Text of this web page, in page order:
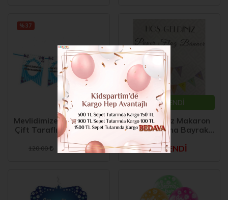
Mevlidimize Hoşgeldiniz
Çift Taraflı Mavi Flama
120,00 75,00
%37
TÜKENDİ
Hoş Geldiniz Makaron
Renkli Flama Bayrak
270 cm
TÜKENDİ